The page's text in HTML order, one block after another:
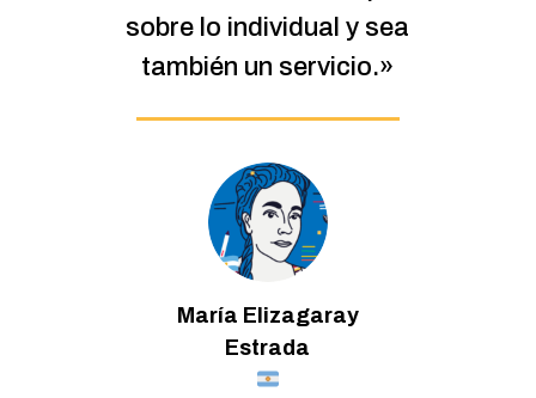
lo individual y sea
un servicio.»
María Elizagaray